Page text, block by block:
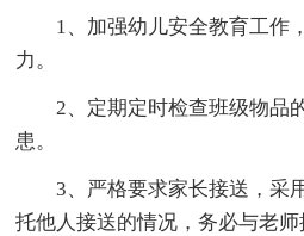
1、加强幼儿安全教育工作
力。
2、定期定时检查班级物品
患。
3、严格要求家长接送，采
托他人接送的情况，务必与老